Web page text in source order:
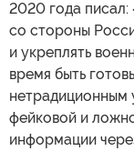
2020 года писал:
со стороны
и укреплять
время быть
нетрадиционным
фейковой и
информации